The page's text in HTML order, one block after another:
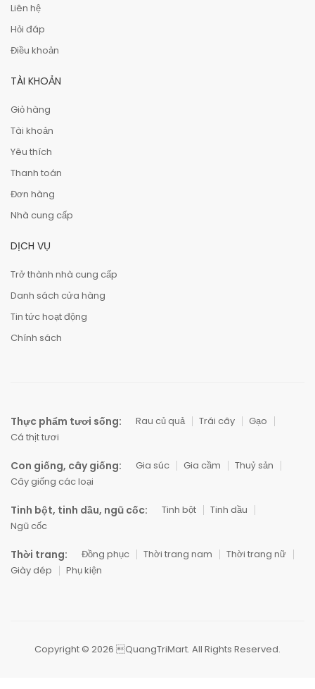
Liên hệ
Hỏi đáp
Điều khoản
TÀI KHOẢN
Giỏ hàng
Tài khoản
Yêu thích
Thanh toán
Đơn hàng
Nhà cung cấp
DỊCH VỤ
Trở thành nhà cung cấp
Danh sách cửa hàng
Tin tức hoạt động
Chính sách
Thực phẩm tươi sống: Rau củ quả Trái cây
Gạo
Cá thịt tươi
Con giống, cây giống: Gia súc Gia cầm
Thuỷ sản
Cây giống các loại
Tinh bột, tinh dầu, ngũ cốc: Tinh bột
Tinh dầu
Ngũ cốc
Thời trang: Đồng phục Thời trang nam
Thời trang nữ
Giày dép
Phụ kiện
Copyright © 2026 QuangTriMart. All Rights Reserved.